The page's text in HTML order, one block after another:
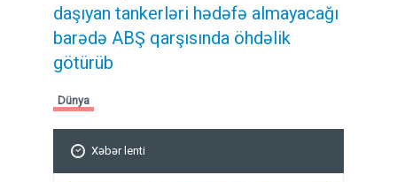
daşıyan tankerləri hədəfə almayacağı
barədə ABŞ qarşısında öhdəlik
götürüb
Dünya
Xəbər lenti